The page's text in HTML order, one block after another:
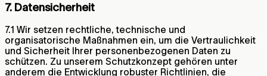
7. Datensicherheit
7.1 Wir setzen rechtliche, technische und
organisatorische Maßnahmen ein, um die Vertraulichkeit
und Sicherheit Ihrer personenbezogenen Daten zu
schützen. Zu unserem Schutzkonzept gehören unter
anderem die Entwicklung robuster Richtlinien, die